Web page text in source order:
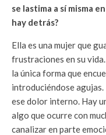
se lastima a sí misma
hay detrás?
Ella es una mujer que
frustraciones en su
la única forma que
introduciéndose
ese dolor interno. Hay
algo que ocurre con
canalizar en parte